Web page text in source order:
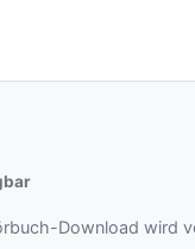
Download wird